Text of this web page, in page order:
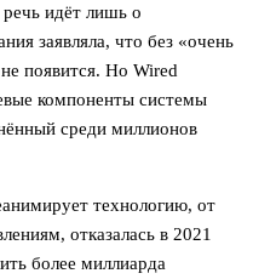
идёт лишь о
заявляла, что без «очень
появится. Но Wired
компоненты системы
среди миллионов
технологию, от
отказалась в 2021
более миллиарда